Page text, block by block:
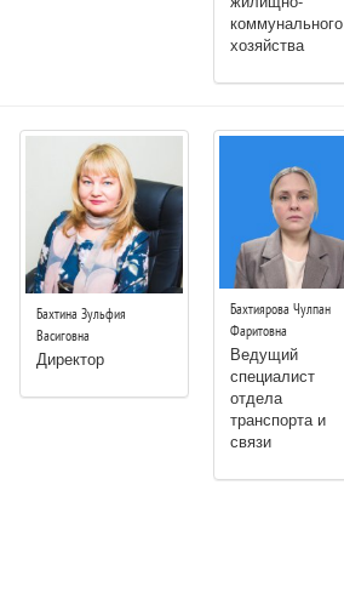
коммунального
хозяйства
Бахтина Зульфия
Васиговна
Директор
Бахтиярова Чулпан
Фаритовна
Ведущий
специалист
отдела
транспорта и
связи